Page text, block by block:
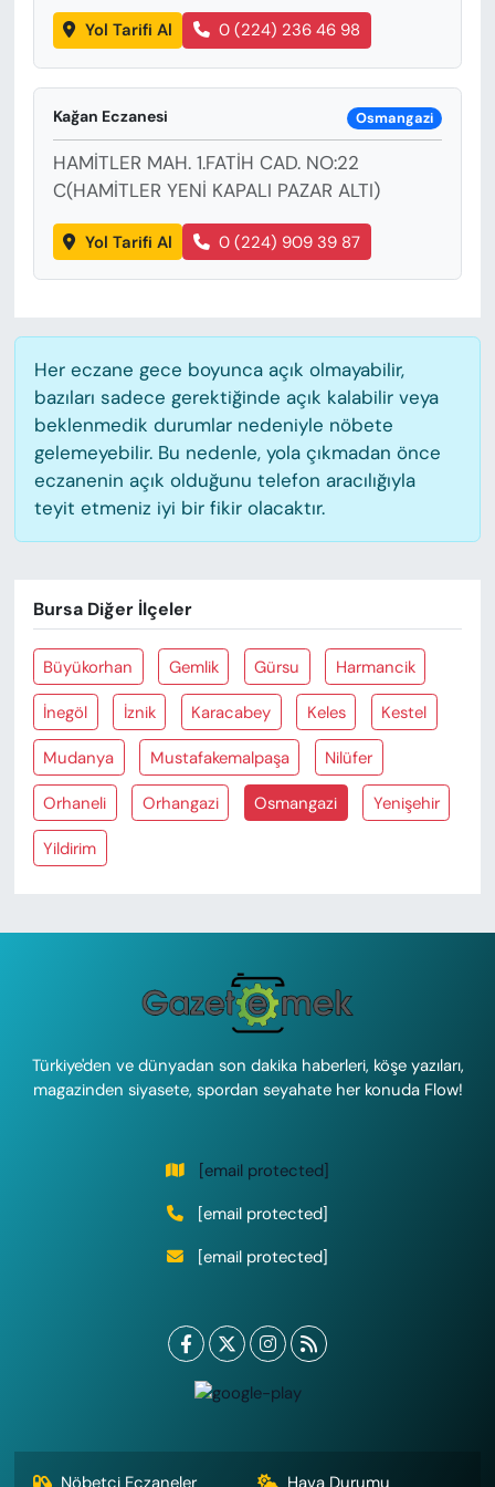
Yol Tarifi Al 0 (224) 236 46 98
Kağan Eczanesi Osmangazi
HAMİTLER MAH. 1.FATİH CAD. NO:22
C(HAMİTLER YENİ KAPALI PAZAR ALTI)
Yol Tarifi Al 0 (224) 909 39 87
Her eczane gece boyunca açık olmayabilir,
bazıları sadece gerektiğinde açık kalabilir veya
beklenmedik durumlar nedeniyle nöbete
gelemeyebilir. Bu nedenle, yola çıkmadan önce
eczanenin açık olduğunu telefon aracılığıyla
teyit etmeniz iyi bir fikir olacaktır.
Bursa Diğer İlçeler
Büyükorhan Gemlik Gürsu Harmancik
İnegöl İznik Karacabey Keles Kestel
Mudanya Mustafakemalpaşa Nilüfer
Orhaneli Orhangazi Osmangazi Yenişehir
Yildirim
Türkiye'den ve dünyadan son dakika haberleri, köşe yazıları,
magazinden siyasete, spordan seyahate her konuda Flow!
[email protected]
[email protected]
[email protected]
Nöbetçi Eczaneler Hava Durumu